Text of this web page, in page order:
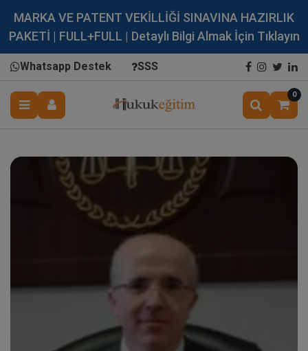
MARKA VE PATENT VEKİLLİĞİ SINAVINA HAZIRLIK
PAKETİ | FULL+FULL | Detaylı Bilgi Almak İçin Tıklayın
Whatsapp Destek SSS
0